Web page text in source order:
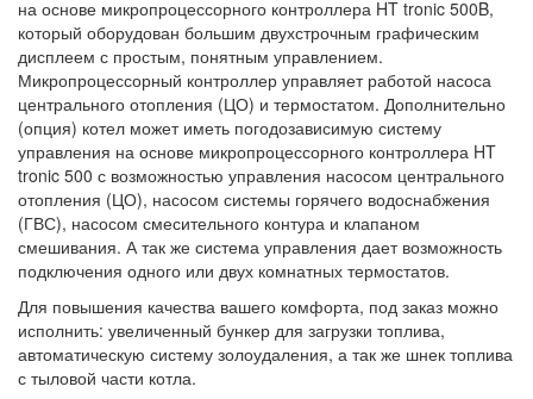
на основе микропроцессорного контроллера HT tronic 500B,
который оборудован большим двухстрочным графическим
дисплеем с простым, понятным управлением.
Микропроцессорный контроллер управляет работой насоса
центрального отопления (ЦО) и термостатом. Дополнительно
(опция) котел может иметь погодозависимую систему
управления на основе микропроцессорного контроллера HT
tronic 500 с возможностью управления насосом центрального
отопления (ЦО), насосом системы горячего водоснабжения
(ГВС), насосом смесительного контура и клапаном
смешивания. А так же система управления дает возможность
подключения одного или двух комнатных термостатов.
Для повышения качества вашего комфорта, под заказ можно
исполнить: увеличенный бункер для загрузки топлива,
автоматическую систему золоудаления, а так же шнек топлива
с тыловой части котла.